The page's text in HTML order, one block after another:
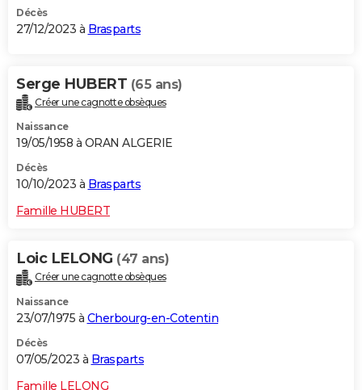
Décès
27/12/2023 à Brasparts
Serge HUBERT (65 ans)
Créer une cagnotte obsèques
Naissance
19/05/1958 à ORAN ALGERIE
Décès
10/10/2023 à Brasparts
Famille HUBERT
Loic LELONG (47 ans)
Créer une cagnotte obsèques
Naissance
23/07/1975 à Cherbourg-en-Cotentin
Décès
07/05/2023 à Brasparts
Famille LELONG